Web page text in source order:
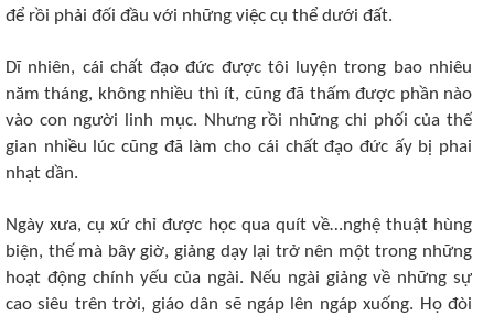
để rồi phải đối đầu với những việc cụ thể dưới đất.
Dĩ nhiên, cái chất đạo đức được tôi luyện trong bao nhiêu
năm tháng, không nhiều thì ít, cũng đã thấm được phần nào
vào con người linh mục. Nhưng rồi những chi phối của thế
gian nhiều lúc cũng đã làm cho cái chất đạo đức ấy bị phai
nhạt dần.
Ngày xưa, cụ xứ chỉ được học qua quít về…nghệ thuật hùng
biện, thế mà bây giờ, giảng dạy lại trở nên một trong những
hoạt động chính yếu của ngài. Nếu ngài giảng về những sự
cao siêu trên trời, giáo dân sẽ ngáp lên ngáp xuống. Họ đòi